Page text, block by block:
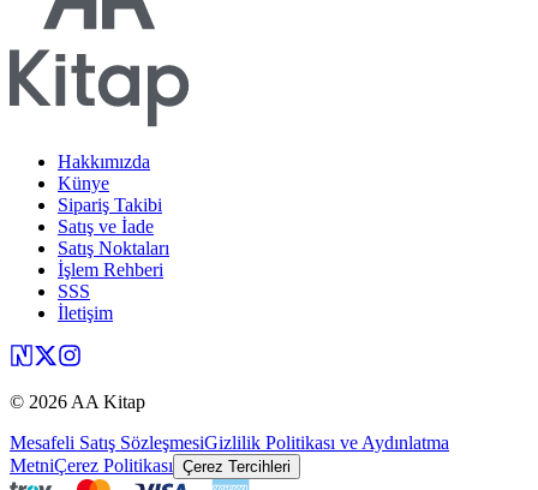
Hakkımızda
Künye
Sipariş Takibi
Satış ve İade
Satış Noktaları
İşlem Rehberi
SSS
İletişim
© 2026 AA Kitap
Mesafeli Satış SözleşmesiGizlilik Politikası ve Aydınlatma
MetniÇerez Politikası Çerez Tercihleri